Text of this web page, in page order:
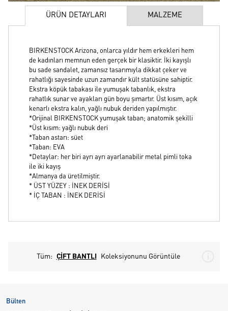
ÜRÜN DETAYLARI MALZEME
BIRKENSTOCK Arizona, onlarca yıldır hem erkekleri hem
de kadınları memnun eden gerçek bir klasiktir. İki kayışlı
bu sade sandalet, zamansız tasarımıyla dikkat çeker ve
rahatlığı sayesinde uzun zamandır kült statüsüne sahiptir.
Ekstra köpük tabakası ile yumuşak tabanlık, ekstra
rahatlık sunar ve ayakları gün boyu şımartır. Üst kısım, açık
kenarlı ekstra kalın, yağlı nubuk deriden yapılmıştır.
*Orijinal BIRKENSTOCK yumuşak taban; anatomik şekilli
*Üst kısım: yağlı nubuk deri
*Taban astarı: süet
*Taban: EVA
*Detaylar: her biri ayrı ayrı ayarlanabilir metal pimli toka
ile iki kayış
*Almanya da üretilmiştir.
* ÜST YÜZEY : İNEK DERİSİ
* İÇ TABAN : İNEK DERİSİ
Tüm: ÇİFT BANTLI Koleksiyonunu Görüntüle
Bülten